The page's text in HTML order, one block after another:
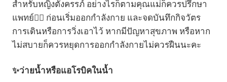
สำหรับหญิงตั้งครรภ์ อย่างไรก็ตามคุณแม่ก็ควรปรึกษา
แพทย์👩‍⚕️ ก่อนเริ่มออกกำลังกาย และจดบันทึกกิจวัตร
การเดินหรือการวิ่งเอาไว้ หากมีปัญหาสุขภาพ หรือหาก
ไม่สบายก็ควรหยุดการออกกำลังกายไม่ควรฝืนนะคะ
✨ว่ายน้ำหรือแอโรบิคในน้ำ